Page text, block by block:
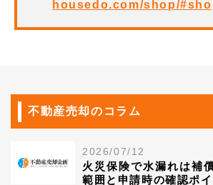
housedo.com/shop/
不動産売却のコラム
2026/07/12
火災保険で水漏れは補
範囲と申請時の確認ポイ